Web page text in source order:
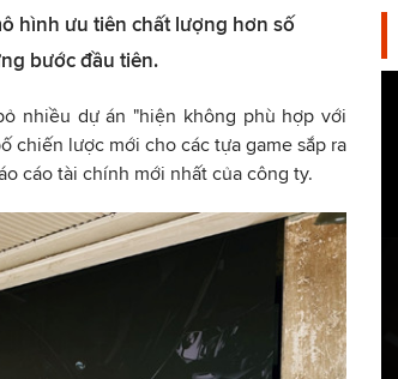
hình ưu tiên chất lượng hơn số
bước đầu tiên.
nhiều dự án "hiện không phù hợp với
chiến lược mới cho các tựa game sắp ra
cáo tài chính mới nhất của công ty.